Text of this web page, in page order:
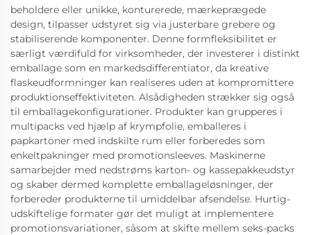
beholdere eller unikke, konturerede, mærkeprægede
design, tilpasser udstyret sig via justerbare grebere og
stabiliserende komponenter. Denne formfleksibilitet er
særligt værdifuld for virksomheder, der investerer i distinkt
emballage som en markedsdifferentiator, da kreative
flaskeudformninger kan realiseres uden at kompromittere
produktionseffektiviteten. Alsådigheden strækker sig også
til emballagekonfigurationer. Produkter kan grupperes i
multipacks ved hjælp af krympfolie, emballeres i
papkartoner med indskilte rum eller forberedes som
enkeltpakninger med promotionsleeves. Maskinerne
samarbejder med nedstrøms karton- og kassepakkeudstyr
og skaber dermed komplette emballageløsninger, der
forbereder produkterne til umiddelbar afsendelse. Hurtig-
udskiftelige formater gør det muligt at implementere
promotionsvariationer, såsom at skifte mellem seks-packs